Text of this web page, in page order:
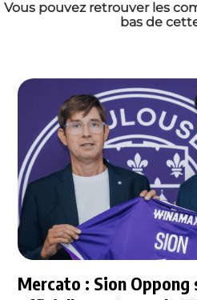
Vous pouvez retrouver les
bas de
Mercato : Sion Oppong